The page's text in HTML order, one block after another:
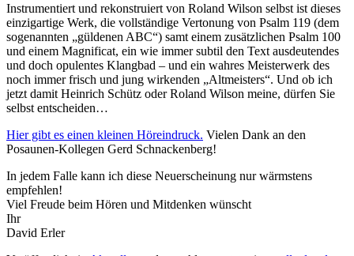
Instrumentiert und rekonstruiert von Roland Wilson selbst ist dieses
einzigartige Werk, die vollständige Vertonung von Psalm 119 (dem
sogenannten „güldenen ABC“) samt einem zusätzlichen Psalm 100
und einem Magnificat, ein wie immer subtil den Text ausdeutendes
und doch opulentes Klangbad – und ein wahres Meisterwerk des
noch immer frisch und jung wirkenden „Altmeisters“. Und ob ich
jetzt damit Heinrich Schütz oder Roland Wilson meine, dürfen Sie
selbst entscheiden…
Hier gibt es einen kleinen Höreindruck. Vielen Dank an den
Posaunen-Kollegen Gerd Schnackenberg!
In jedem Falle kann ich diese Neuerscheinung nur wärmstens
empfehlen!
Viel Freude beim Hören und Mitdenken wünscht
Ihr
David Erler